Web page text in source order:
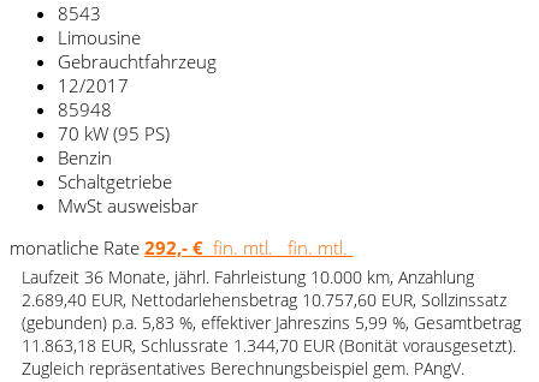
8543
Limousine
Gebrauchtfahrzeug
12/2017
85948
70 kW (95 PS)
Benzin
Schaltgetriebe
MwSt ausweisbar
monatliche Rate 292,- € fin. mtl. fin. mtl.
Laufzeit 36 Monate, jährl. Fahrleistung 10.000 km, Anzahlung
2.689,40 EUR, Nettodarlehensbetrag 10.757,60 EUR, Sollzinssatz
(gebunden) p.a. 5,83 %, effektiver Jahreszins 5,99 %, Gesamtbetrag
11.863,18 EUR, Schlussrate 1.344,70 EUR (Bonität vorausgesetzt).
Zugleich repräsentatives Berechnungsbeispiel gem. PAngV.